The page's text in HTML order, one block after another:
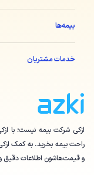
ازکی شرکت بیمه نیست؛ با
راحت بیمه بخرید. به کمک
و قیمت‌هاشون اطلاعات دقیق
بیمه‌ها
خدمات مشتریان